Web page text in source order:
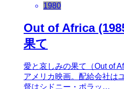
1980
Out of Africa
果て
愛と哀しみの果て（Out of
アメリカ映画。配給会社は
督はシドニー・ポラッ…